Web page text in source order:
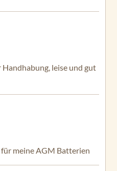
Handhabung, leise und gut
meine AGM Batterien